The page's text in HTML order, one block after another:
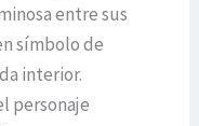
entre sus
símbolo de
interior.
personaje